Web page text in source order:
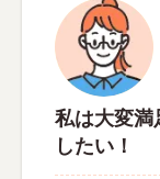
私は大変満
したい！